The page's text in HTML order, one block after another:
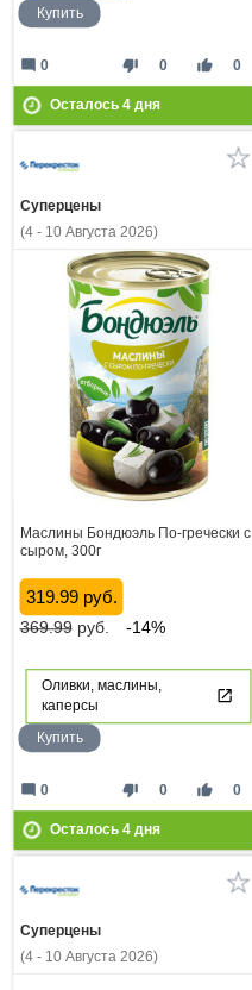
Купить
thumb_down 0 thumb_up 0
mode_comment 0
Осталось 4дня
Суперцены
(4 - 10 Августа 2026)
Маслины Бондюэль По-гречески с
сыром, 300г
319.99 руб.
369.99руб. -14%
Оливки, маслины,
каперсы
Купить
thumb_down 0 thumb_up 0
mode_comment 0
Осталось 4дня
Суперцены
(4 - 10 Августа 2026)